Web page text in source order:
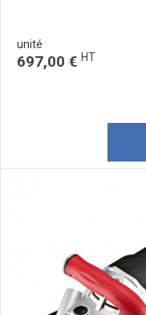
unité
697,00 € HT